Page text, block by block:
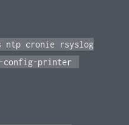
ntp cronie rsyslog
config-printer